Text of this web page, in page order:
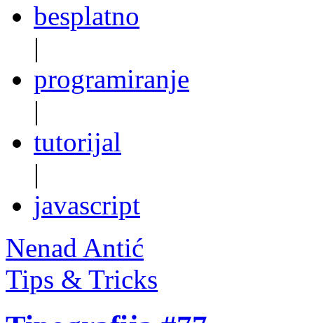
besplatno
|
programiranje
|
tutorijal
|
javascript
Nenad Antić
Tips & Tricks